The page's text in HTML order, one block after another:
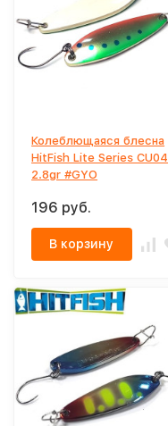
Колеблющаяся блесна
HitFish Lite Series CU04
2.8gr #GYO
196 руб.
В корзину